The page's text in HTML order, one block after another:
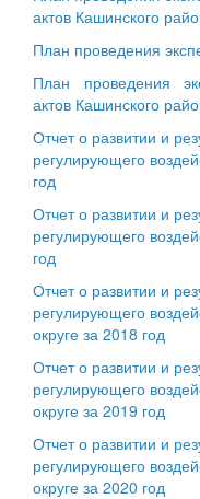
актов Кашинского
План проведения
План проведения
актов Кашинского
Отчет о развитии и
регулирующего
год
Отчет о развитии и
регулирующего
год
Отчет о развитии и
регулирующего
округе за 2018 год
Отчет о развитии и
регулирующего
округе за 2019 год
Отчет о развитии и
регулирующего
округе за 2020 год